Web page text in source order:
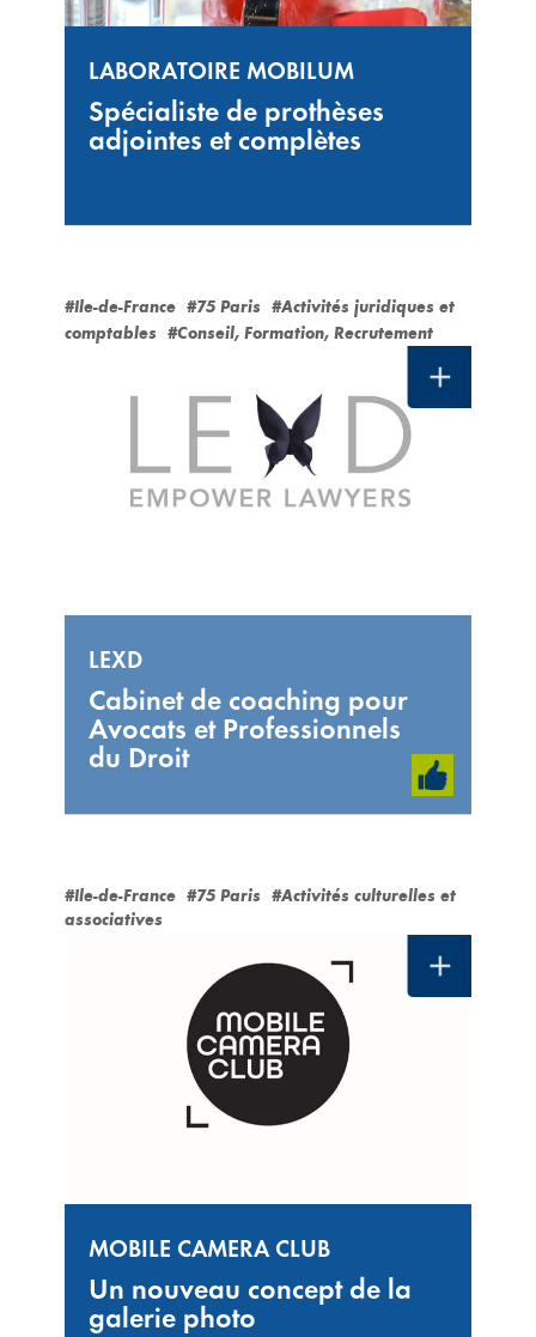
LABORATOIRE MOBILUM
Spécialiste de prothèses
adjointes et complètes
#Ile-de-France #75 Paris #Activités juridiques et
comptables #Conseil, Formation, Recrutement
LEXD
Cabinet de coaching pour
Avocats et Professionnels
du Droit
#Ile-de-France #75 Paris #Activités culturelles et
associatives
MOBILE CAMERA CLUB
Un nouveau concept de la
galerie photo